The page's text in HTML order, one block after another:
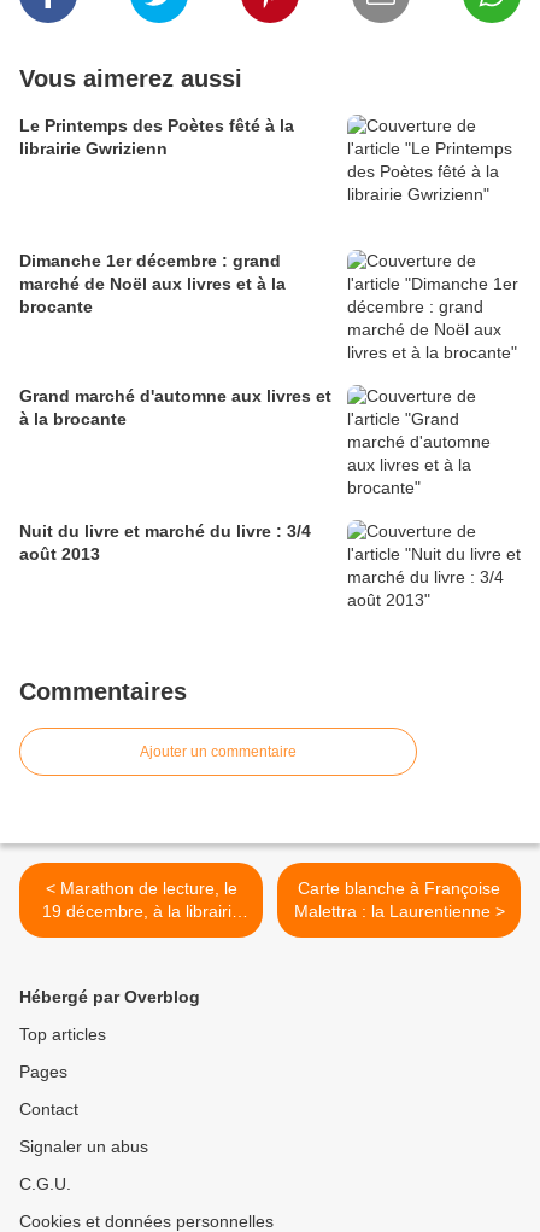
Vous aimerez aussi
Le Printemps des Poètes fêté à la
librairie Gwrizienn
Dimanche 1er décembre : grand
marché de Noël aux livres et à la
brocante
Grand marché d'automne aux livres et
à la brocante
Nuit du livre et marché du livre : 3/4
août 2013
Commentaires
Ajouter un commentaire
< Marathon de lecture, le
19 décembre, à la librairie
Gwrizienn
Carte blanche à Françoise
Malettra : la Laurentienne >
Hébergé par Overblog
Top articles
Pages
Contact
Signaler un abus
C.G.U.
Cookies et données personnelles